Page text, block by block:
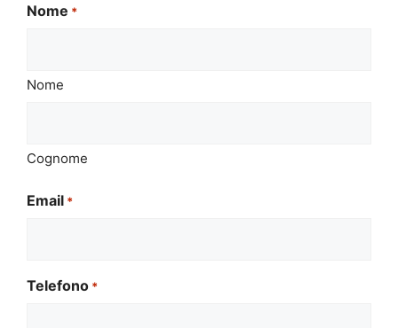
Nome *
Nome
Cognome
Email *
Telefono *